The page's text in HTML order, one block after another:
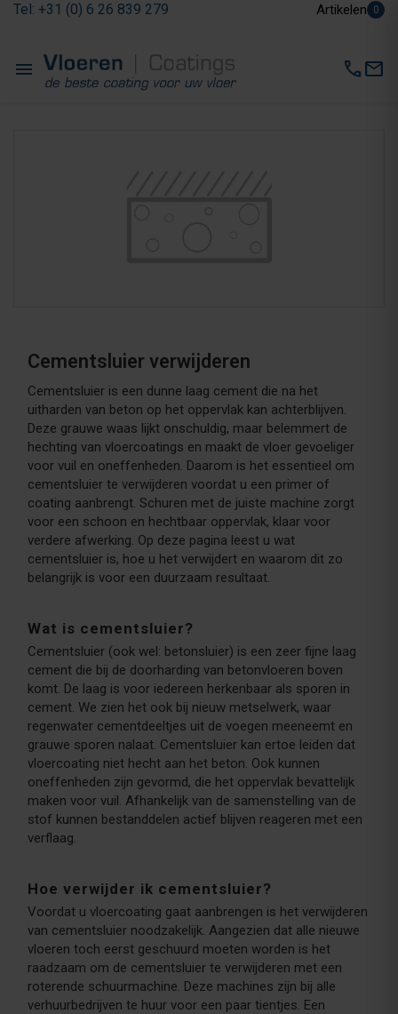
Tel: +31 (0) 6 26 839 279 Artikelen 0
menu callmail
Cementsluier verwijderen
Cementsluier is een dunne laag cement die na het
uitharden van beton op het oppervlak kan achterblijven.
Deze grauwe waas lijkt onschuldig, maar belemmert de
hechting van vloercoatings en maakt de vloer gevoeliger
voor vuil en oneffenheden. Daarom is het essentieel om
cementsluier te verwijderen voordat u een primer of
coating aanbrengt. Schuren met de juiste machine zorgt
voor een schoon en hechtbaar oppervlak, klaar voor
verdere afwerking. Op deze pagina leest u wat
cementsluier is, hoe u het verwijdert en waarom dit zo
belangrijk is voor een duurzaam resultaat.
Wat is cementsluier?
Cementsluier (ook wel: betonsluier) is een zeer fijne laag
cement die bij de doorharding van betonvloeren boven
komt. De laag is voor iedereen herkenbaar als sporen in
cement. We zien het ook bij nieuw metselwerk, waar
regenwater cementdeeltjes uit de voegen meeneemt en
grauwe sporen nalaat. Cementsluier kan ertoe leiden dat
vloercoating niet hecht aan het beton. Ook kunnen
oneffenheden zijn gevormd, die het oppervlak bevattelijk
maken voor vuil. Afhankelijk van de samenstelling van de
stof kunnen bestanddelen actief blijven reageren met een
verflaag.
Hoe verwijder ik cementsluier?
Voordat u vloercoating gaat aanbrengen is het verwijderen
van cementsluier noodzakelijk. Aangezien dat alle nieuwe
vloeren toch eerst geschuurd moeten worden is het
raadzaam om de cementsluier te verwijderen met een
roterende schuurmachine. Deze machines zijn bij alle
verhuurbedrijven te huur voor een paar tientjes. Een